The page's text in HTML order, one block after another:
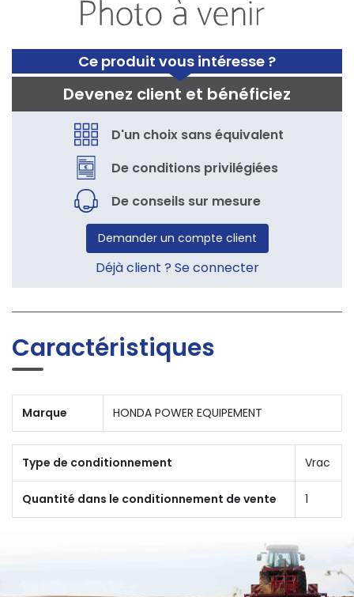
Ce produit vous intéresse ?
Devenez client et bénéficiez
D'un choix sans équivalent
De conditions privilégiées
De conseils sur mesure
Demander un compte client
Déjà client ? Se connecter
Caractéristiques
Marque HONDA POWER EQUIPEMENT
Type de conditionnement Vrac
Quantité dans le conditionnement de vente 1